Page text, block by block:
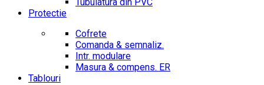
Protectie
Cofrete
Comanda & semnaliz.
Intr. modulare
Masura & compens. ER
Tablouri